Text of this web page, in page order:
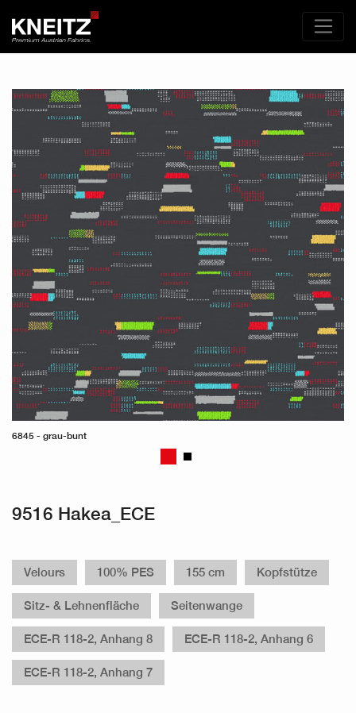
6845 - grau-bunt
9516 Hakea_ECE
Velours 100% PES 155 cm Kopfstütze
Sitz- & Lehnenfläche Seitenwange
ECE-R 118-2, Anhang 8 ECE-R 118-2, Anhang 6
ECE-R 118-2, Anhang 7